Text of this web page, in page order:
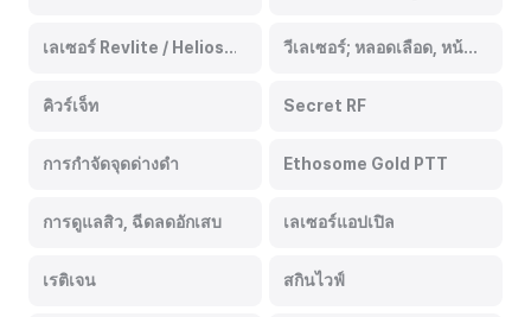
เลเซอร์ Revlite / Helios;
วีเลเซอร์; หลอดเลือด, หน้า
คิวร์เจ็ท
Secret RF
การกำจัดจุดด่างดำ Ethosome Gold PTT
การดูแลสิว, ฉีดลดอักเสบ เลเซอร์แอปเปิล
เรติเจน สกินไวฟ์